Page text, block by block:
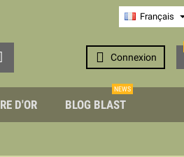
Français
 Connexion
D'OR BLOG BLAST
NEWS